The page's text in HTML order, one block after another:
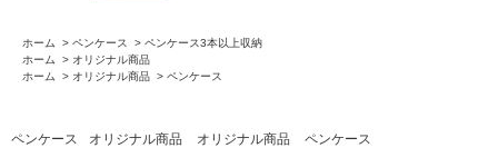
ホーム > ペンケース > ペンケース3本以上収納
ホーム
> オリジナル商品
ホーム
> オリジナル商品 > ペンケース
ペンケース オリジナル商品 オリジナル商品 ペンケース